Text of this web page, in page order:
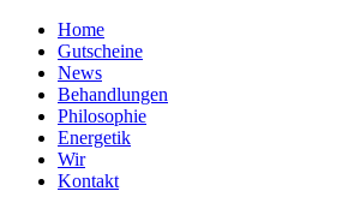
Home
Gutscheine
News
Behandlungen
Philosophie
Energetik
Wir
Kontakt